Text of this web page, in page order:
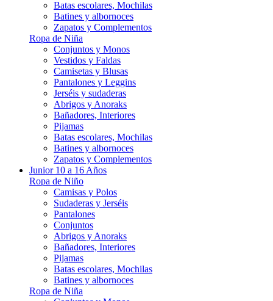
Batas escolares, Mochilas
Batines y albornoces
Zapatos y Complementos
Ropa de Niña
Conjuntos y Monos
Vestidos y Faldas
Camisetas y Blusas
Pantalones y Leggins
Jerséis y sudaderas
Abrigos y Anoraks
Bañadores, Interiores
Pijamas
Batas escolares, Mochilas
Batines y albornoces
Zapatos y Complementos
Junior 10 a 16 Años
Ropa de Niño
Camisas y Polos
Sudaderas y Jerséis
Pantalones
Conjuntos
Abrigos y Anoraks
Bañadores, Interiores
Pijamas
Batas escolares, Mochilas
Batines y albornoces
Ropa de Niña